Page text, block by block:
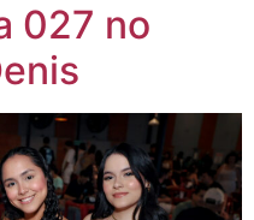
027 no